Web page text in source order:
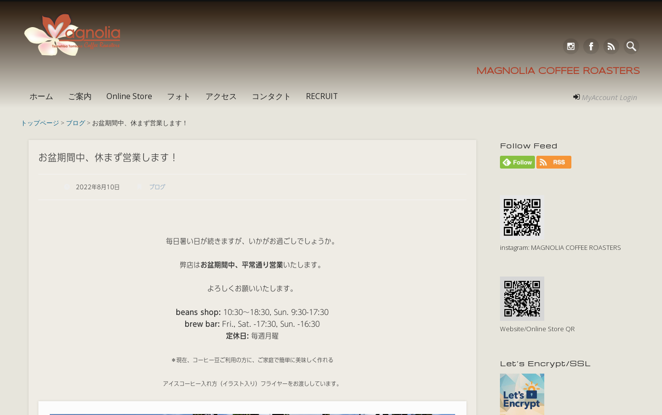
InstagramFacebook
RSS
MAGNOLIA COFFEE ROASTERS
ホーム ご案内 Online Store フォト アクセス コンタクト RECRUIT MyAccount Login
トップページ > ブログ> お盆期間中、休まず営業します！
お盆期間中、休まず営業します！
2022年8月10日 ブログ
毎日暑い日が続きますが、いかがお過ごしでしょうか。
弊店はお盆期間中、平常通り営業いたします。
よろしくお願いいたします。
beans shop: 10:30〜18:30, Sun. 9:30-17:30
brew bar: Fri., Sat. -17:30, Sun. -16:30
定休日:毎週月曜
＊現在、コーヒー豆ご利用の方に、ご家庭で簡単に美味しく作れる
アイスコーヒー入れ方（イラスト入り）フライヤーをお渡ししています。
Follow Feed
instagram: MAGNOLIA COFFEE ROASTERS
Website/Online Store QR
Let’s Encrypt/SSL